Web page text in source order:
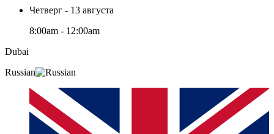
Четверг - 13 августа
8:00am - 12:00am
Dubai
Russian